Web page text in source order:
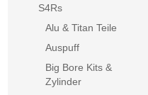
S4Rs
Alu & Titan Teile
Auspuff
Big Bore Kits &
Zylinder